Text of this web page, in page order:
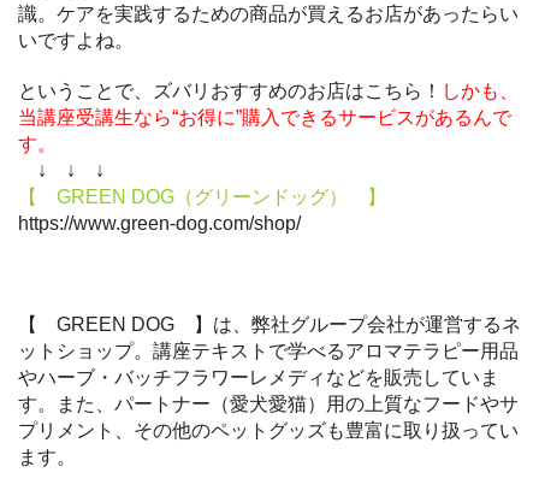
識。ケアを実践するための商品が買えるお店があったらい
いですよね。
ということで、ズバリおすすめのお店はこちら！ しかも、
当講座受講生なら“お得に”購入できるサービスがあるんで
す。
↓ ↓ ↓
【 GREEN DOG（グリーンドッグ） 】
https://www.green-dog.com/shop/
【 GREEN DOG 】は、弊社グループ会社が運営するネ
ットショップ。講座テキストで学べるアロマテラピー用品
やハーブ・バッチフラワーレメディなどを販売していま
す。また、パートナー（愛犬愛猫）用の上質なフードやサ
プリメント、その他のペットグッズも豊富に取り扱ってい
ます。